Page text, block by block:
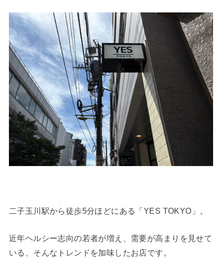
二子玉川駅から徒歩5分ほどにある「YES TOKYO」。
近年ヘルシー志向の若者が増え、需要が高まりを見せて
いる、そんなトレンドを加味したお店です。